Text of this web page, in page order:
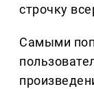
строчку
Самыми